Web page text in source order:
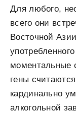
Для любого,
всего они
Восточной
моментальные
гены
кардинально
алкогольной